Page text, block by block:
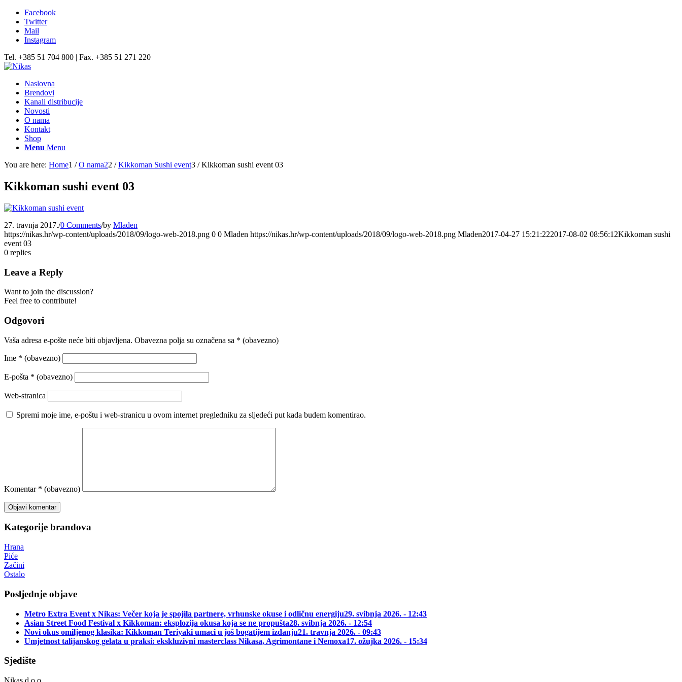
Facebook
Twitter
Mail
Instagram
Tel. +385 51 704 800 | Fax. +385 51 271 220
Naslovna
Brendovi
Kanali distribucije
Novosti
O nama
Kontakt
Shop
Menu Menu
You are here: Home1 / O nama22 / Kikkoman Sushi event3 / Kikkoman sushi event 03
Kikkoman sushi event 03
27. travnja 2017./0 Comments/by Mladen
https://nikas.hr/wp-content/uploads/2018/09/logo-web-2018.png 0 0 Mladen https://nikas.hr/wp-content/uploads/2018/09/logo-web-2018.png Mladen2017-04-27 15:21:222017-08-02 08:56:12Kikkoman sushi
event 03
0 replies
Leave a Reply
Want to join the discussion?
Feel free to contribute!
Odgovori
Vaša adresa e-pošte neće biti objavljena. Obavezna polja su označena sa * (obavezno)
Ime * (obavezno)
E-pošta * (obavezno)
Web-stranica
Spremi moje ime, e-poštu i web-stranicu u ovom internet pregledniku za sljedeći put kada budem komentirao.
Komentar * (obavezno)
Kategorije brandova
Hrana
Piće
Začini
Ostalo
Posljednje objave
Metro Extra Event x Nikas: Večer koja je spojila partnere, vrhunske okuse i odličnu energiju29. svibnja 2026. - 12:43
Asian Street Food Festival x Kikkoman: eksplozija okusa koja se ne propušta28. svibnja 2026. - 12:54
Novi okus omiljenog klasika: Kikkoman Teriyaki umaci u još bogatijem izdanju21. travnja 2026. - 09:43
Umjetnost talijanskog gelata u praksi: ekskluzivni masterclass Nikasa, Agrimontane i Nemoxa17. ožujka 2026. - 15:34
Sjedište
Nikas d.o.o.